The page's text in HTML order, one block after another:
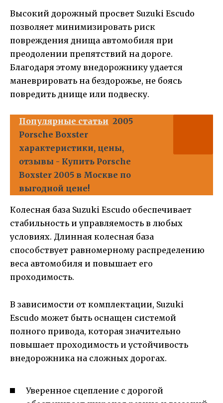
Высокий дорожный просвет Suzuki Escudo
позволяет минимизировать риск
повреждения днища автомобиля при
преодолении препятствий на дороге.
Благодаря этому внедорожнику удается
маневрировать на бездорожье, не боясь
повредить днище или подвеску.
Популярные статьи 2005
Porsche Boxster
характеристики, цены,
отзывы - Купить Porsche
Boxster 2005 в Москве по
выгодной цене!
Колесная база Suzuki Escudo обеспечивает
стабильность и управляемость в любых
условиях. Длинная колесная база
способствует равномерному распределению
веса автомобиля и повышает его
проходимость.
В зависимости от комплектации, Suzuki
Escudo может быть оснащен системой
полного привода, которая значительно
повышает проходимость и устойчивость
внедорожника на сложных дорогах.
Уверенное сцепление с дорогой